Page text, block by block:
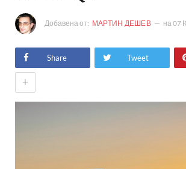
Добавена от: МАРТИН ДЕШЕВ на07
Share Tweet
+